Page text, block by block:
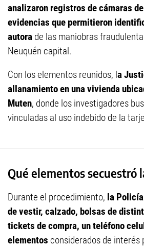
analizaron registros de cámaras
evidencias que permitieron
autora de las maniobras
Neuquén capital.
Con los elementos reunidos, la
allanamiento en una vivienda
Muten, donde los investigadores
vinculadas al uso indebido de la
Qué elementos secuestró
Durante el procedimiento, la
de vestir, calzado, bolsas de
tickets de compra, un teléfono
elementos considerados de interés